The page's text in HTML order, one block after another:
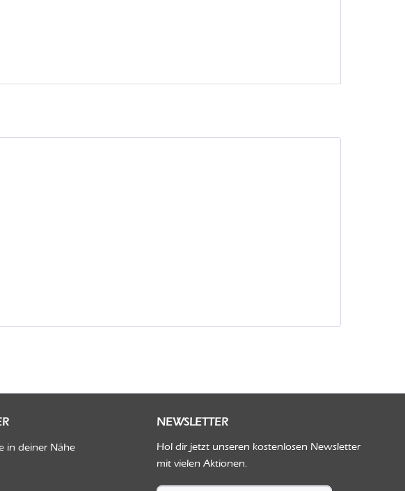
in deiner Nähe
NEWSLETTER
Hol dir jetzt unseren kostenlosen Newsletter
mit vielen Aktionen.